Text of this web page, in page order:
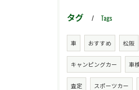
タグ Tags
車 おすすめ 松阪
キャンピングカー 車
査定 スポーツカー